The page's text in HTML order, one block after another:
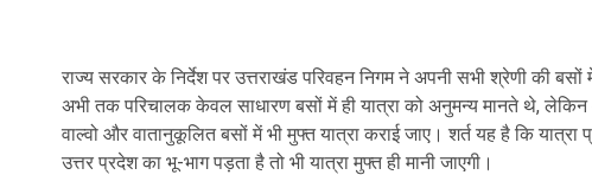
राज्य सरकार के निर्देश पर उत्तराखंड परिवहन निगम ने अपनी सभी श्रेणी की
अभी तक परिचालक केवल साधारण बसों में ही यात्रा को अनुमन्य मानते थे,
वाल्वो और वातानुकूलित बसों में भी मुफ्त यात्रा कराई जाए। शर्त यह है कि
उत्तर प्रदेश का भू-भाग पड़ता है तो भी यात्रा मुफ्त ही मानी जाएगी।